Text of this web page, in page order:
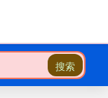
搜索